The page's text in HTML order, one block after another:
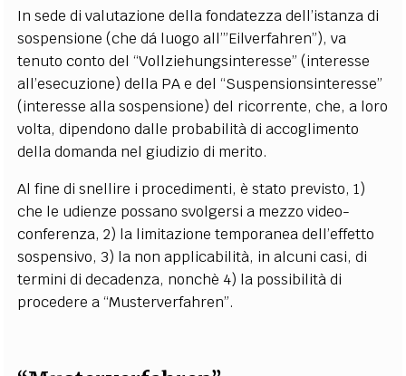
In sede di valutazione della fondatezza dell’istanza di
sospensione (che dá luogo all’”Eilverfahren”), va
tenuto conto del “Vollziehungsinteresse” (interesse
all’esecuzione) della PA e del “Suspensionsinteresse”
(interesse alla sospensione) del ricorrente, che, a loro
volta, dipendono dalle probabilità di accoglimento
della domanda nel giudizio di merito.
Al fine di snellire i procedimenti, è stato previsto, 1)
che le udienze possano svolgersi a mezzo video-
conferenza, 2) la limitazione temporanea dell’effetto
sospensivo, 3) la non applicabilità, in alcuni casi, di
termini di decadenza, nonchè 4) la possibilità di
procedere a “Musterverfahren”.